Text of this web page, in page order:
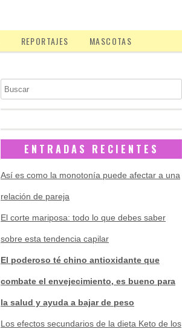
REPORTAJES MASCOTAS
Buscar
ENTRADAS RECIENTES
Así es como la monotonía puede afectar a una
relación de pareja
El corte mariposa: todo lo que debes saber
sobre esta tendencia capilar
El poderoso té chino antioxidante que
combate el envejecimiento, es bueno para
la salud y ayuda a bajar de peso
Los efectos secundarios de la dieta Keto de los